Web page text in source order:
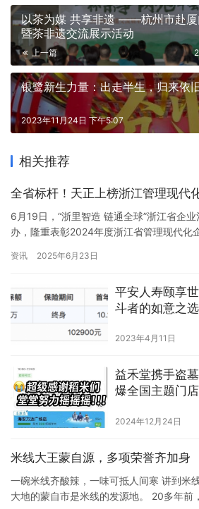
以茶为媒 共享非遗 ——杭州市赴厦门开展“非遗走亲”
暨茶非遗交流展示活动
上一篇
银鹭新生力量：出走半生，归来依
2023年11月24日 下午5:07
相关推荐
全省标杆！天正上榜浙江管理现代
6月19日，“浙里智造 链通全球”浙江省企
办，隆重表彰2024年度浙江省管理现代化
授牌。 “推进企业治理现代化，助力企业提
得长远，根本在于现代企业制度的建立并
资讯 2025年6月23日
平安人寿颐享
斗者的如意之选
2023年4月11日
益禾堂携手盗
爆全国主题门店
2024年12月24日
米线大王蒙自源，多项荣誉齐加身
一碗米线齐酸辣，一味可抵人间寒 讲到米
大地的蒙自市是米线的发源地。 20多年前